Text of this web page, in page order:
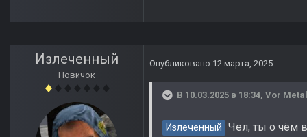
Излеченный
Новичок
Опубликовано 12 марта, 2025
В 10.03.2025 в 18:34, Vor
Излеченный Чел, ты о чём